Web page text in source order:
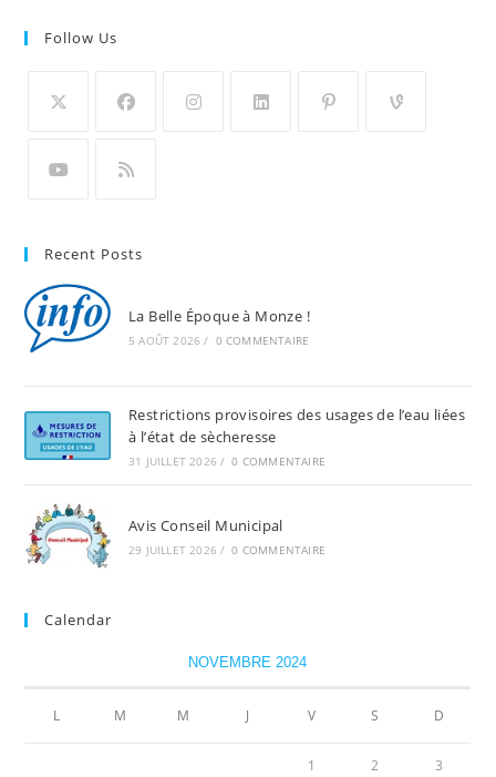
Follow Us
Recent Posts
La Belle Époque à Monze !
5 AOÛT 2026 / 0 COMMENTAIRE
Restrictions provisoires des usages de l’eau liées
à l’état de sècheresse
31 JUILLET 2026 / 0 COMMENTAIRE
Avis Conseil Municipal
29 JUILLET 2026 / 0 COMMENTAIRE
Calendar
NOVEMBRE 2024
L M M J V S D
1 2 3